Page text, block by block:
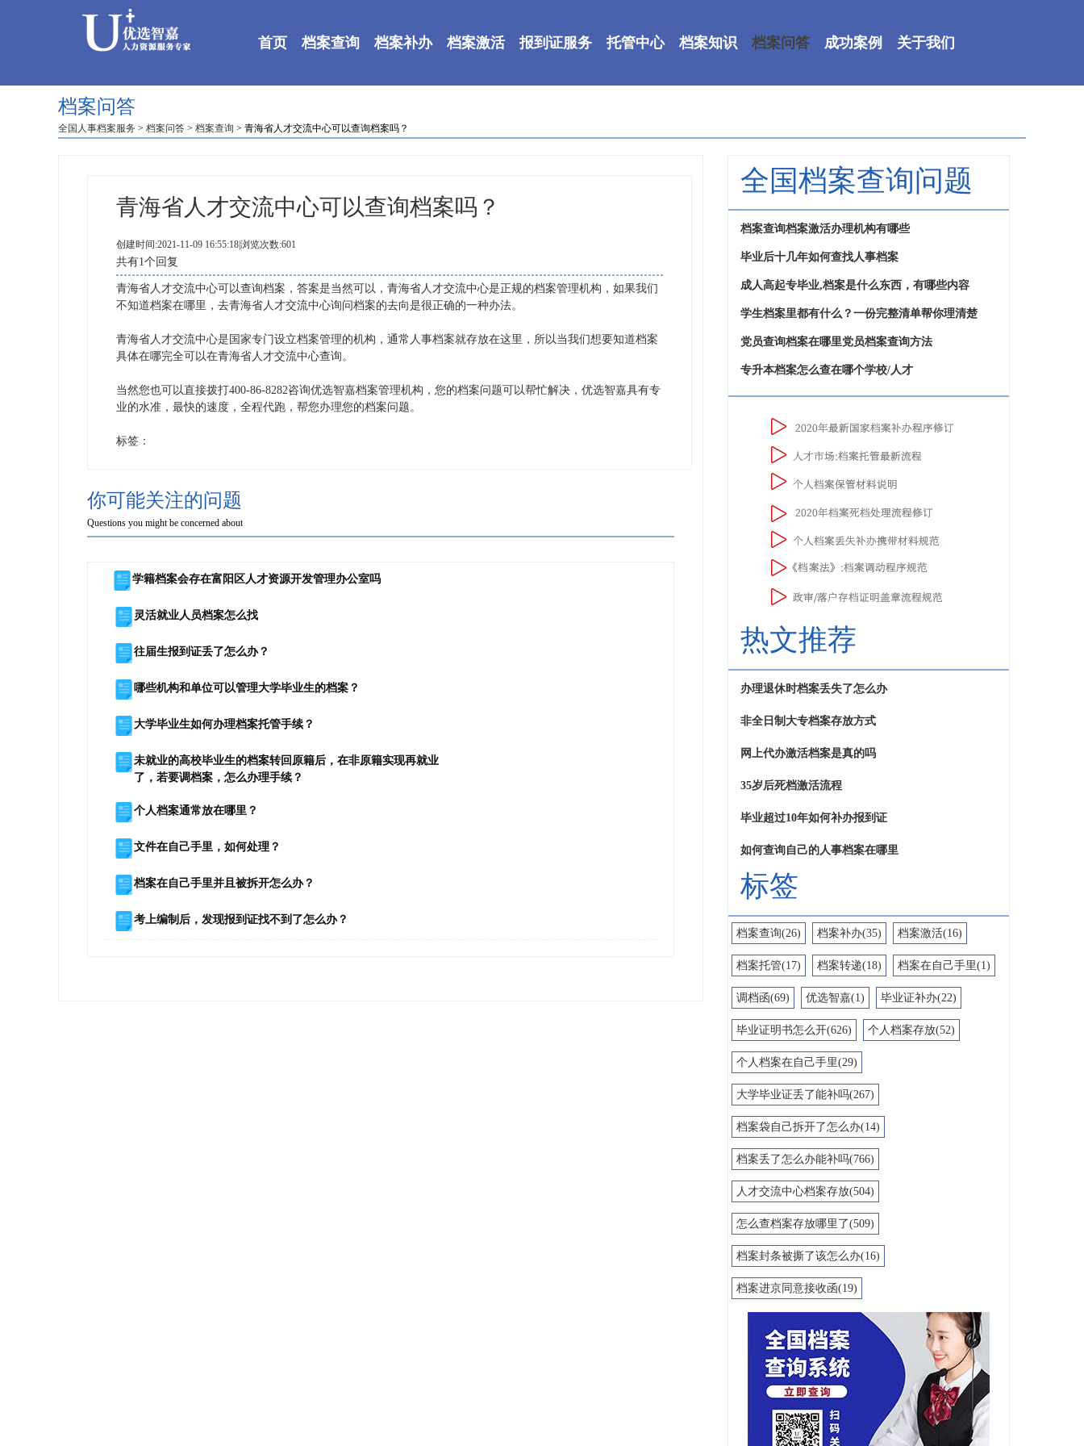
首页 档案查询 档案补办 档案激活 报到证服务 托管中心 档案知识 档案问答 成功案例 关于我们
档案问答
全国人事档案服务 > 档案问答 > 档案查询 > 青海省人才交流中心可以查询档案吗？
青海省人才交流中心可以查询档案吗？
创建时间:2021-11-09 16:55:18|浏览次数:601
共有1个回复
青海省人才交流中心可以查询档案，答案是当然可以，青海省人才交流中心是正规的档案管理机构，如果我们
不知道档案在哪里，去青海省人才交流中心询问档案的去向是很正确的一种办法。
青海省人才交流中心是国家专门设立档案管理的机构，通常人事档案就存放在这里，所以当我们想要知道档案
具体在哪完全可以在青海省人才交流中心查询。
当然您也可以直接拨打400-86-8282咨询优选智嘉档案管理机构，您的档案问题可以帮忙解决，优选智嘉具有专
业的水准，最快的速度，全程代跑，帮您办理您的档案问题。
标签：
你可能关注的问题
Questions you might be concerned about
学籍档案会存在富阳区人才资源开发管理办公室吗
灵活就业人员档案怎么找
往届生报到证丢了怎么办？
哪些机构和单位可以管理大学毕业生的档案？
大学毕业生如何办理档案托管手续？
未就业的高校毕业生的档案转回原籍后，在非原籍实现再就业
了，若要调档案，怎么办理手续？
个人档案通常放在哪里？
文件在自己手里，如何处理？
档案在自己手里并且被拆开怎么办？
考上编制后，发现报到证找不到了怎么办？
全国档案查询问题
档案查询档案激活办理机构有哪些
毕业后十几年如何查找人事档案
成人高起专毕业,档案是什么东西，有哪些内容
学生档案里都有什么？一份完整清单帮你理清楚
党员查询档案在哪里党员档案查询方法
专升本档案怎么查在哪个学校/人才
热文推荐
办理退休时档案丢失了怎么办
非全日制大专档案存放方式
网上代办激活档案是真的吗
35岁后死档激活流程
毕业超过10年如何补办报到证
如何查询自己的人事档案在哪里
标签
档案查询(26) 档案补办(35) 档案激活(16)
档案托管(17) 档案转递(18) 档案在自己手里(1)
调档函(69) 优选智嘉(1) 毕业证补办(22)
毕业证明书怎么开(626) 个人档案存放(52)
个人档案在自己手里(29)
大学毕业证丢了能补吗(267)
档案袋自己拆开了怎么办(14)
档案丢了怎么办能补吗(766)
人才交流中心档案存放(504)
怎么查档案存放哪里了(509)
档案封条被撕了该怎么办(16)
档案进京同意接收函(19)